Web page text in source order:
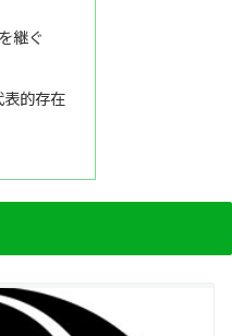
継ぐ
的存在